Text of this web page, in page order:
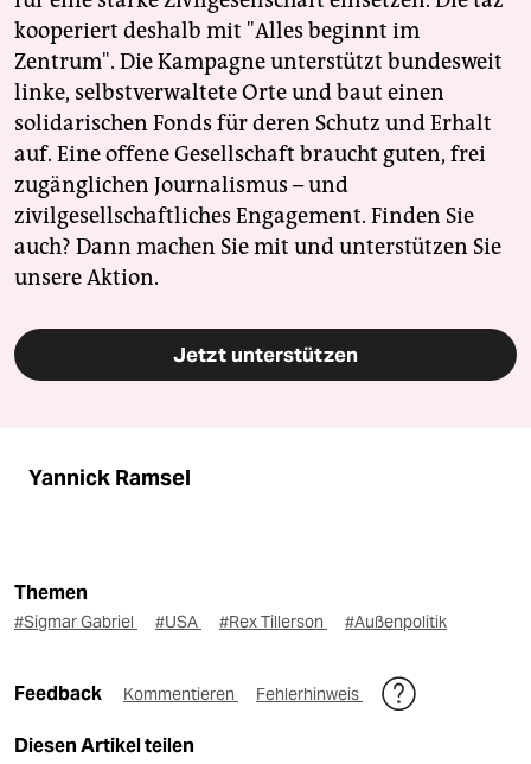
kooperiert deshalb mit "Alles beginnt im
Zentrum". Die Kampagne unterstützt bundesweit
linke, selbstverwaltete Orte und baut einen
solidarischen Fonds für deren Schutz und Erhalt
auf. Eine offene Gesellschaft braucht guten, frei
zugänglichen Journalismus – und
zivilgesellschaftliches Engagement. Finden Sie
auch? Dann machen Sie mit und unterstützen Sie
unsere Aktion.
Jetzt unterstützen
Yannick Ramsel
Themen
#Sigmar Gabriel #USA #Rex Tillerson #Außenpolitik
Feedback Kommentieren Fehlerhinweis
Diesen Artikel teilen